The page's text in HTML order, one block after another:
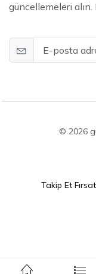
güncellemeleri
© 2026
Takip Et